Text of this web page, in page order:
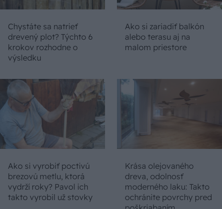
Chystáte sa natrieť
drevený plot? Týchto 6
krokov rozhodne o
výsledku
Ako si zariadiť balkón
alebo terasu aj na
malom priestore
Ako si vyrobiť poctivú
brezovú metlu, ktorá
vydrží roky? Pavol ich
takto vyrobil už stovky
Krása olejovaného
dreva, odolnosť
moderného laku: Takto
ochránite povrchy pred